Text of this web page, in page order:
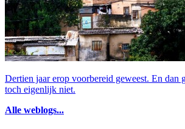
Dertien jaar erop voorbereid geweest. En dan
toch eigenlijk niet.
Alle weblogs...